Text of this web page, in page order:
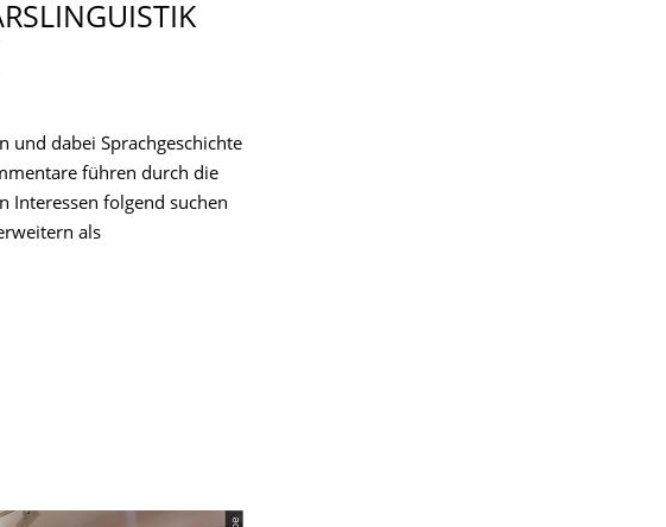
und dabei Sprachgeschichte
führen durch die
Interessen folgend suchen
als